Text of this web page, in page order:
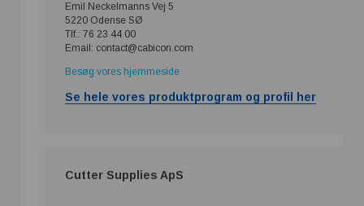
Emil Neckelmanns Vej 5
5220 Odense SØ
Tlf.: 76 23 44 00
Email: contact@cabicon.com
Besøg vores hjemmeside
Se hele vores produktprogram og profil her
Cutter Supplies ApS